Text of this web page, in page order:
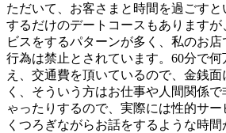
ただいて、お客さまと時間を過ごす
するだけのデートコースもあります
ビスをするパターンが多く、私のお
行為は禁止とされています。60分で
え、交通費を頂いているので、金銭
く、そういう方はお仕事や人間関係
ゃったりするので、実際には性的サ
くつろぎながらお話をするような時